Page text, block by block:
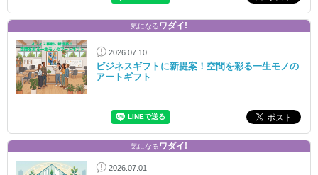
気になるワダイ!
2026.07.10
ビジネスギフトに新提案！空間を彩る一生モノの
アートギフト
気になるワダイ!
2026.07.01